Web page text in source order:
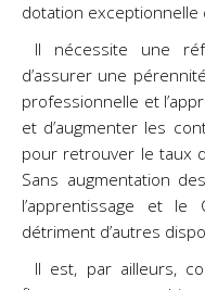
dotation exceptionnelle
Il nécessite une
d’assurer une
professionnelle et
et d’augmenter les
pour retrouver le taux
Sans augmentation
l’apprentissage et le
détriment d’autres
Il est, par ailleurs,